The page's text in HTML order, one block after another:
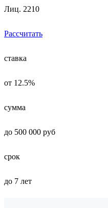
Лиц. 2210
Рассчитать
ставка
от 12.5%
сумма
до 500 000 руб
срок
до 7 лет